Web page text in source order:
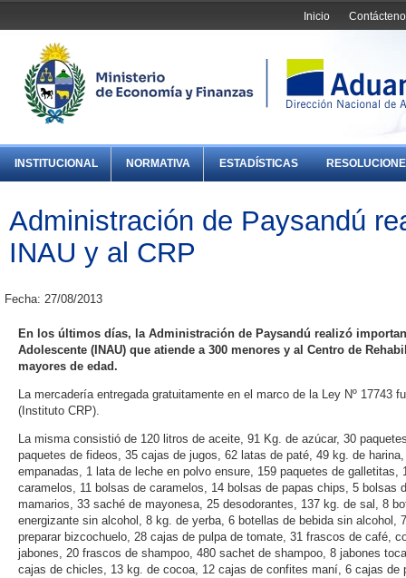
Inicio
INSTITUCIONAL NORMATIVA ESTADÍSTICAS
Administración de Paysandú
INAU y al CRP
Fecha: 27/08/2013
En los últimos días, la Administración de Paysandú realizó
Adolescente (INAU) que atiende a 300 menores y al Centro de
mayores de edad.
La mercadería entregada gratuitamente en el marco de la Ley Nº 17743
(Instituto CRP).
La misma consistió de 120 litros de aceite, 91 Kg. de azúcar, 30
paquetes de fideos, 35 cajas de jugos, 62 latas de paté, 49 kg. de
empanadas, 1 lata de leche en polvo ensure, 159 paquetes de
caramelos, 11 bolsas de caramelos, 14 bolsas de papas chips, 5 bolsas
mamarios, 33 saché de mayonesa, 25 desodorantes, 137 kg. de sal, 8
energizante sin alcohol, 8 kg. de yerba, 6 botellas de bebida sin alcohol,
preparar bizcochuelo, 28 cajas de pulpa de tomate, 31 frascos de café,
jabones, 20 frascos de shampoo, 480 sachet de shampoo, 8 jabones
cajas de chicles, 13 kg. de cocoa, 12 cajas de confites maní, 6 cajas